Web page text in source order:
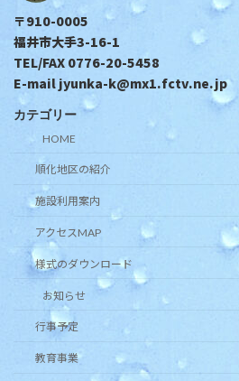
〒910-0005
福井市大手3-16-1
TEL/FAX 0776-20-5458
E-mail jyunka-k@mx1.fctv.ne.jp
カテゴリー
HOME
順化地区の紹介
施設利用案内
アクセスMAP
様式のダウンロード
お知らせ
行事予定
教育事業